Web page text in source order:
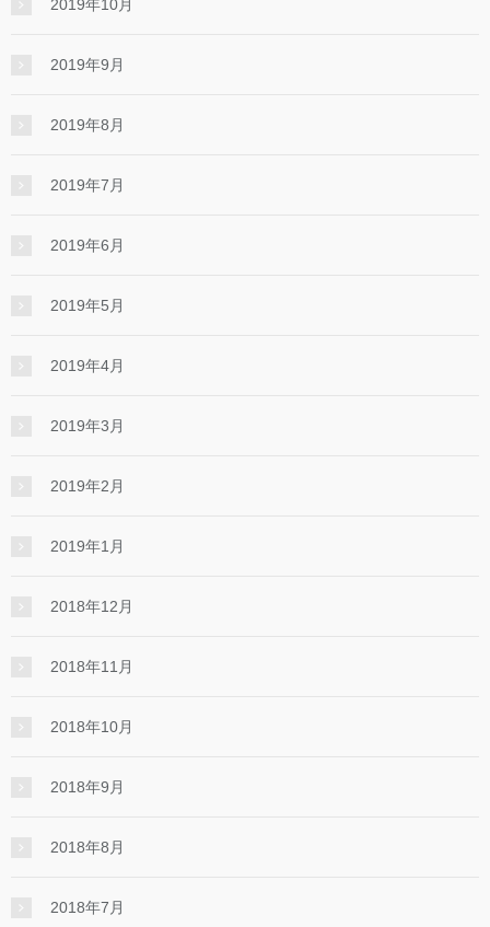
2019年10月
2019年9月
2019年8月
2019年7月
2019年6月
2019年5月
2019年4月
2019年3月
2019年2月
2019年1月
2018年12月
2018年11月
2018年10月
2018年9月
2018年8月
2018年7月